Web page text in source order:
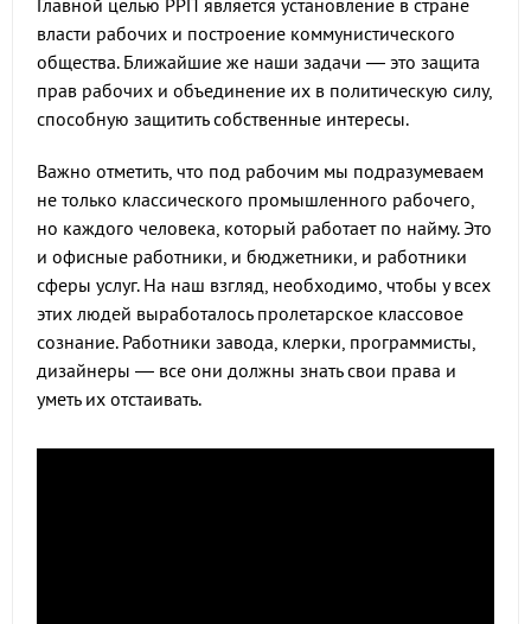
Главной целью РРП является установление в стране
власти рабочих и построение коммунистического
общества. Ближайшие же наши задачи — это защита
прав рабочих и объединение их в политическую силу,
способную защитить собственные интересы.
Важно отметить, что под рабочим мы подразумеваем
не только классического промышленного рабочего,
но каждого человека, который работает по найму. Это
и офисные работники, и бюджетники, и работники
сферы услуг. На наш взгляд, необходимо, чтобы у всех
этих людей выработалось пролетарское классовое
сознание. Работники завода, клерки, программисты,
дизайнеры — все они должны знать свои права и
уметь их отстаивать.